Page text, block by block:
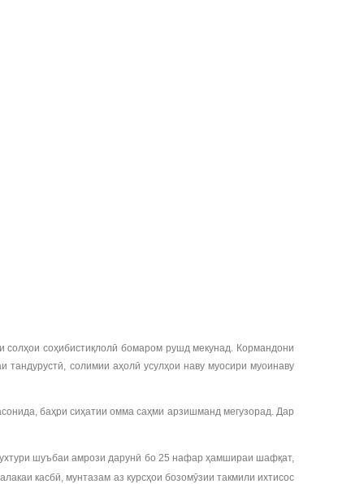
соҳибистиқлолӣ бомаром рушд мекунад. Кормандони
солимии аҳолӣ усулҳои наву муосири муоинаву
баҳри сиҳатии омма саҳми арзишманд мегузорад. Дар
шуъбаи амрози дарунӣ бо 25 нафар ҳамшираи шафқат,
касбӣ, мунтазам аз курсҳои бозомӯзии такмили ихтисос